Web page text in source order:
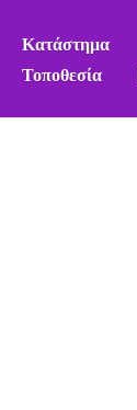
Κατάστημα
Τοποθεσία